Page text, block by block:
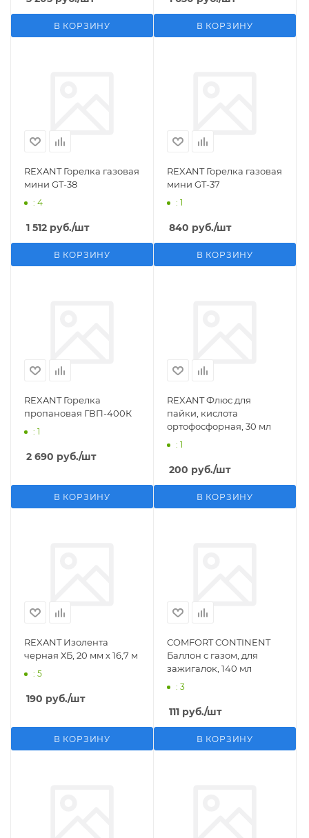
В КОРЗИНУ В КОРЗИНУ
REXANT Горелка газовая
мини GT-38
: 4
1 512 руб./шт
В КОРЗИНУ
REXANT Горелка газовая
мини GT-37
: 1
840 руб./шт
В КОРЗИНУ
REXANT Горелка
пропановая ГВП-400К
: 1
2 690 руб./шт
В КОРЗИНУ
REXANT Флюс для
пайки, кислота
ортофосфорная, 30 мл
: 1
200 руб./шт
В КОРЗИНУ
REXANT Изолента
черная ХБ, 20 мм х 16,7 м
: 5
190 руб./шт
В КОРЗИНУ
COMFORT CONTINENT
Баллон с газом, для
зажигалок, 140 мл
: 3
111 руб./шт
В КОРЗИНУ